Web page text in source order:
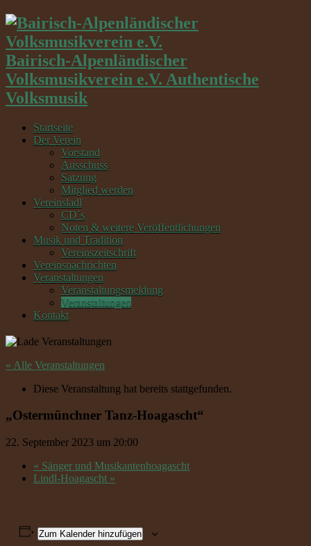
Bairisch-Alpenländischer
Volksmusikverein e.V. Authentische
Volksmusik
Startseite
Der Verein
Vorstand
Ausschuss
Satzung
Mitglied werden
Vereinsladl
CD´s
Noten & weitere Veröffentlichungen
Musik und Tradition
Vereinszeitschrift
Vereinsnachrichten
Veranstaltungen
Veranstaltungsmeldung
Veranstaltungen
Kontakt
« Alle Veranstaltungen
Diese Veranstaltung hat bereits stattgefunden.
„Ostermünchner Tanz-Hoagascht“
22. September 2023 um 20:00
« Sänger und Musikantenhoagascht
Lindl-Hoagascht »
Zum Kalender hinzufügen